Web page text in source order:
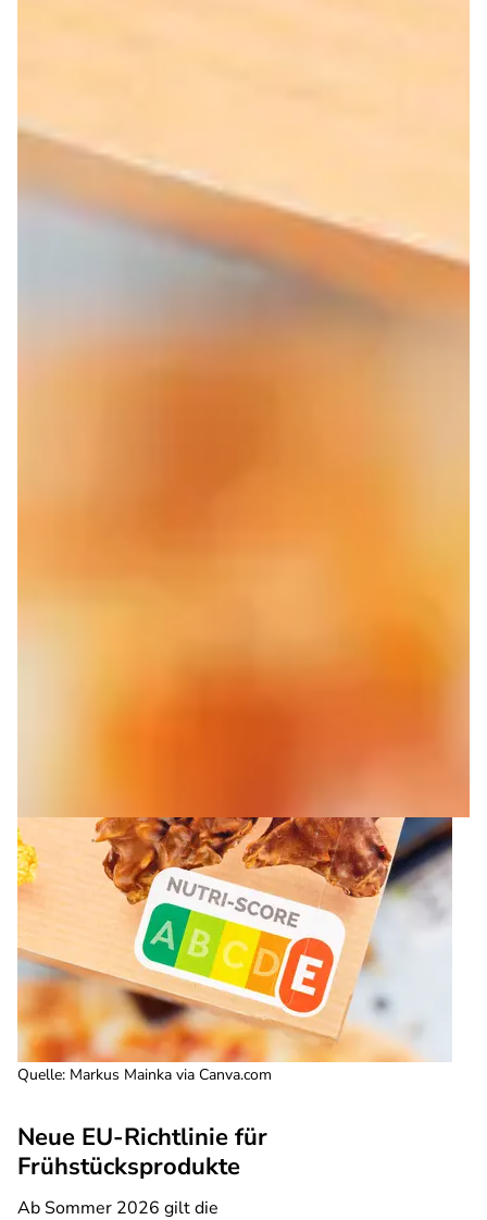
Quelle: Markus Mainka via Canva.com
Neue EU-Richtlinie für
Frühstücksprodukte
Ab Sommer 2026 gilt die